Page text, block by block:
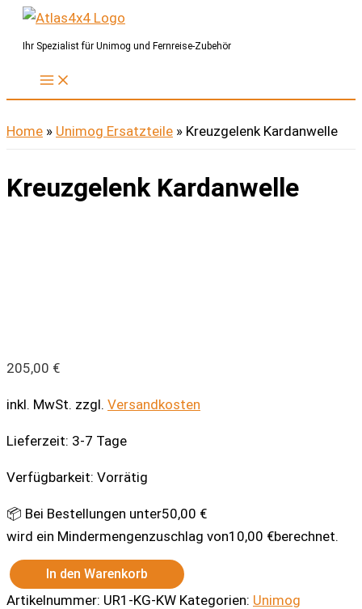
Zum
InhaltIhr Spezialist für Unimog und Fernreise-Zubehör
Home » Unimog Ersatzteile » Kreuzgelenk Kardanwelle
Kreuzgelenk Kardanwelle
205,00 €
inkl. MwSt. zzgl. Versandkosten
Lieferzeit: 3-7 Tage
Verfügbarkeit: Vorrätig
📦 Bei Bestellungen unter50,00 €
wird ein Mindermengenzuschlag von10,00 €berechnet.
Kreuzgelenk
Kardanwelle
In den Warenkorb
Artikelnummer: UR1-KG-KW Kategorien: Unimog